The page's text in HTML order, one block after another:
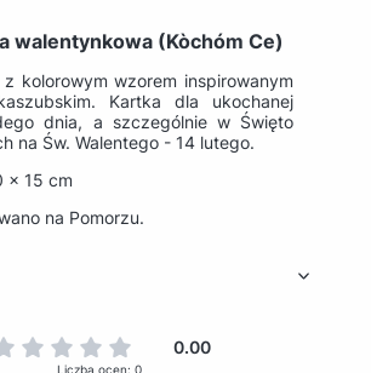
walentynkowa (Kòchóm Ce)
kolorowym wzorem inspirowanym
Kartka dla ukochanej
dnia, a szczególnie w Święto
na Św. Walentego - 14 lutego.
x 15 cm
na Pomorzu.
0.00
Liczba ocen: 0